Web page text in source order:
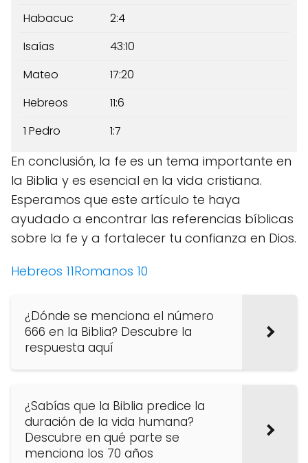
Habacuc
2:4
Isaías
43:10
Mateo
17:20
Hebreos
11:6
1 Pedro
1:7
En conclusión, la fe es un tema importante en
la Biblia y es esencial en la vida cristiana.
Esperamos que este artículo te haya
ayudado a encontrar las referencias bíblicas
sobre la fe y a fortalecer tu confianza en Dios.
Hebreos 11Romanos 10
¿Dónde se menciona el número
666 en la Biblia? Descubre la
respuesta aquí
¿Sabías que la Biblia predice la
duración de la vida humana?
Descubre en qué parte se
menciona los 70 años